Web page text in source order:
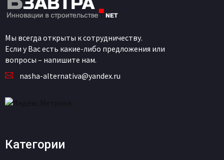
Мы всегда открыты к сотрудничеству.
Если у Вас есть какие-либо предложения или
вопросы – напишите нам.
nasha-alternativa@yandex.ru
Категории